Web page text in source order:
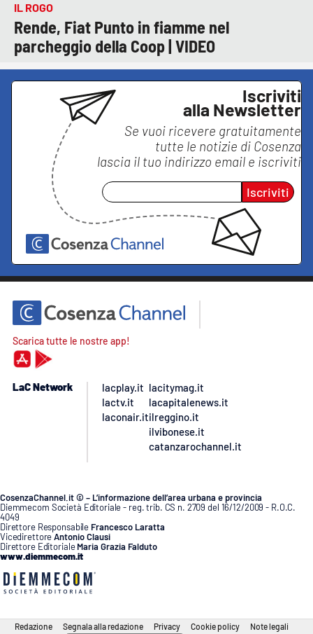
IL ROGO
Rende, Fiat Punto in fiamme nel
parcheggio della Coop | VIDEO
Iscriviti
alla Newsletter
Se vuoi ricevere gratuitamente
tutte le notizie di Cosenza
lascia il tuo indirizzo email e iscriviti
Iscriviti
Scarica tutte le nostre app!
LaC Network
lacplay.it
lactv.it
laconair.it
lacitymag.it
lacapitalenews.it
ilreggino.it
ilvibonese.it
catanzarochannel.it
CosenzaChannel.it © – L’informazione dell’area urbana e provincia
Diemmecom Società Editoriale - reg. trib. CS n. 2709 del 16/12/2009 - R.O.C.
4049
Direttore Responsabile Francesco Laratta
VicedirettoreAntonio Clausi
Direttore Editoriale Maria Grazia Falduto
www.diemmecom.it
Redazione Segnala alla redazione Privacy Cookie policy Note legali